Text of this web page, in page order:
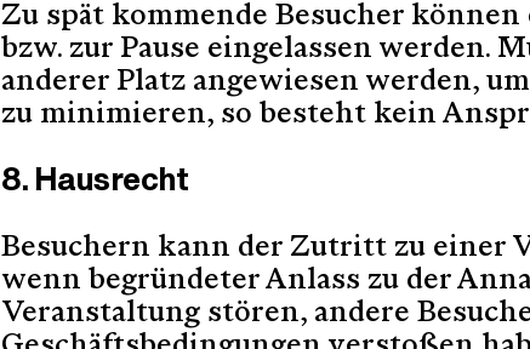
Zu spät kommende Besucher
bzw. zur Pause eingelassen werden.
anderer Platz angewiesen werden,
zu minimieren, so besteht kein
8. Hausrecht
Besuchern kann der Zutritt zu einer
wenn begründeter Anlass zu der
Veranstaltung stören, andere